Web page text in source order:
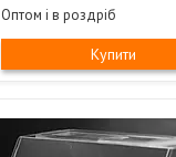
Оптом і в роздріб
Купити